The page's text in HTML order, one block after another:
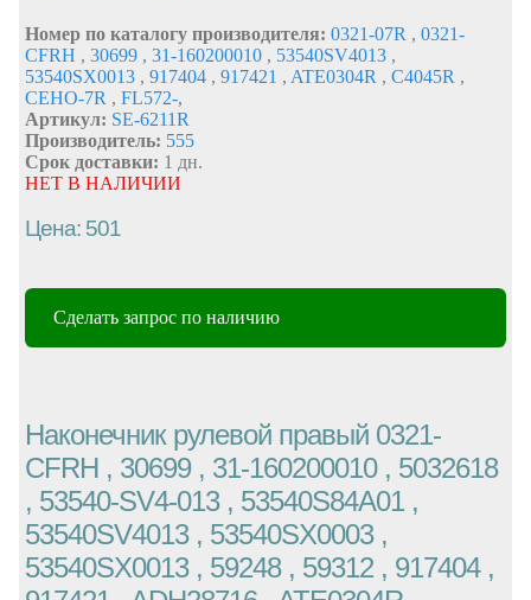
Номер по каталогу производителя: 0321-07R , 0321-
CFRH , 30699 , 31-160200010 , 53540SV4013 ,
53540SX0013 , 917404 , 917421 , ATE0304R , C4045R ,
CEHO-7R , FL572-,
Артикул: SE-6211R
Производитель: 555
Срок доставки: 1 дн.
НЕТ В НАЛИЧИИ
Цена: 501
Сделать запрос по наличию
Наконечник рулевой правый 0321-
CFRH , 30699 , 31-160200010 , 5032618
, 53540-SV4-013 , 53540S84A01 ,
53540SV4013 , 53540SX0003 ,
53540SX0013 , 59248 , 59312 , 917404 ,